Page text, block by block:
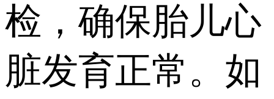
检，确保胎儿心
脏发育正常。如